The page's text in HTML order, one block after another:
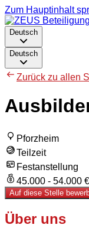
Zum Hauptinhalt
Deutsch
Deutsch
Zurück zu allen
Pforzheim
Teilzeit
Festanstellung
45.000 - 54.000
Auf diese Stelle
Über uns